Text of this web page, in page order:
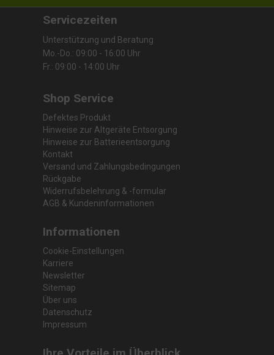
Servicezeiten
Unterstützung und Beratung
Mo.-Do.: 09:00 - 16:00 Uhr
Fr.: 09:00 - 14:00 Uhr
Shop Service
Defektes Produkt
Hinweise zur Altgeräte Entsorgung
Hinweise zur Batterieentsorgung
Kontakt
Versand und Zahlungsbedingungen
Rückgabe
Widerrufsbelehrung & -formular
AGB & Kundeninformationen
Informationen
Cookie-Einstellungen
Karriere
Newsletter
Sitemap
Über uns
Datenschutz
Impressum